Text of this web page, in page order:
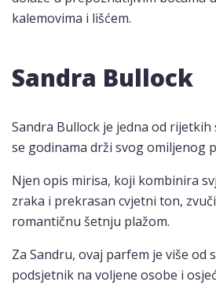
kalemovima i lišćem.
Sandra Bullock
Sandra Bullock je jedna od
se godinama drži svog omiljenog
Njen opis mirisa, koji kombinira
zraka i prekrasan cvjetni ton,
romantičnu šetnju plažom.
Za Sandru, ovaj parfem je više od
podsjetnik na voljene osobe i